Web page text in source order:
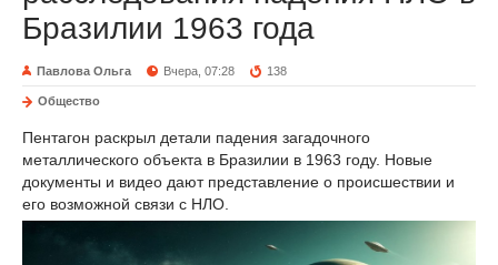
Бразилии 1963 года
Павлова Ольга Вчера, 07:28 138
Общество
Пентагон раскрыл детали падения загадочного
металлического объекта в Бразилии в 1963 году. Новые
документы и видео дают представление о происшествии и
его возможной связи с НЛО.